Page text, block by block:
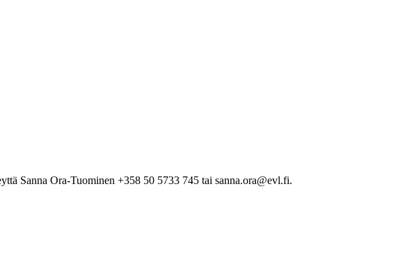
Sanna Ora-Tuominen +358 50 5733 745 tai sanna.ora@evl.fi.